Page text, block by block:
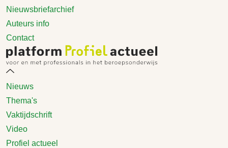
Nieuwsbriefarchief
Auteurs info
Contact
Nieuws
Thema's
Vaktijdschrift
Video
Profiel actueel